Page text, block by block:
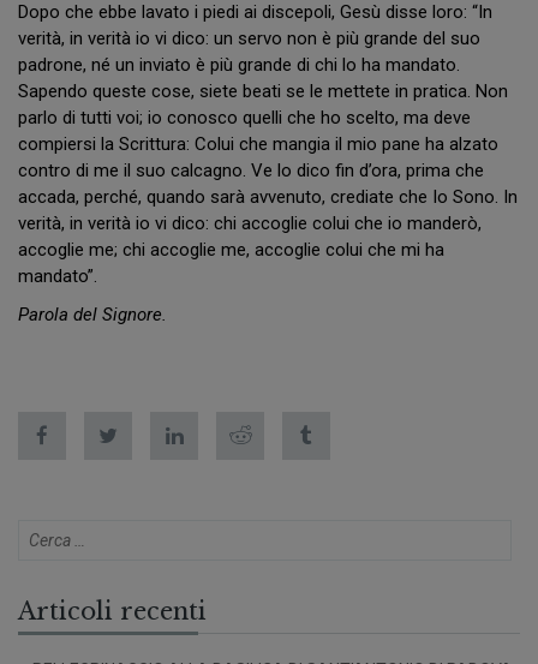
Dopo che ebbe lavato i piedi ai discepoli, Gesù disse loro: “In
verità, in verità io vi dico: un servo non è più grande del suo
padrone, né un inviato è più grande di chi lo ha mandato.
Sapendo queste cose, siete beati se le mettete in pratica. Non
parlo di tutti voi; io conosco quelli che ho scelto, ma deve
compiersi la Scrittura: Colui che mangia il mio pane ha alzato
contro di me il suo calcagno. Ve lo dico fin d’ora, prima che
accada, perché, quando sarà avvenuto, crediate che Io Sono. In
verità, in verità io vi dico: chi accoglie colui che io manderò,
accoglie me; chi accoglie me, accoglie colui che mi ha
mandato”.
Parola del Signore.
Articoli recenti